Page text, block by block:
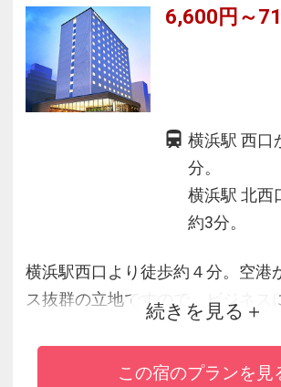
6,600円～
横浜駅 西口
分。
横浜駅 北西
約3分。
横浜駅西口より徒歩約４分。空港
ス抜群の立地ですので、ビジネス
非ご利用くださいませ。こだわり
ンテージモダンのブルックリンス
セプトに、トイレ、洗面台、バス
続きを見る
この宿のプランを見